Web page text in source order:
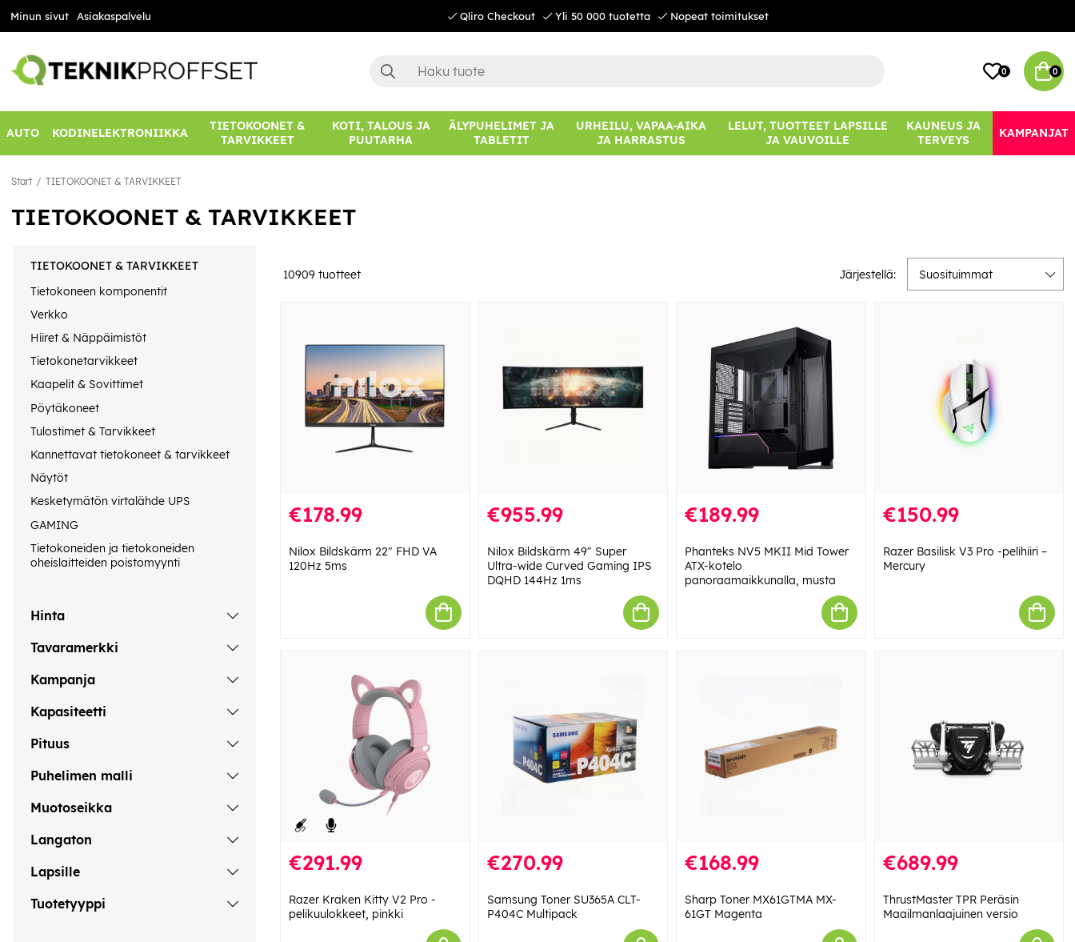
Minun sivut Asiakaspalvelu Qliro Checkout Yli 50 000 tuotetta Nopeat toimitukset
0 0
AUTO KODINELEKTRONIIKKA
TIETOKOONET &
TARVIKKEET
KOTI, TALOUS JA
PUUTARHA
ÄLYPUHELIMET JA
TABLETIT
URHEILU, VAPAA-AIKA
JA HARRASTUS
LELUT, TUOTTEET LAPSILLE
JA VAUVOILLE
KAUNEUS JA
TERVEYS
KAMPANJAT
Start TIETOKOONET & TARVIKKEET
TIETOKOONET & TARVIKKEET
TIETOKOONET & TARVIKKEET
Tietokoneen komponentit
Verkko
Hiiret & Näppäimistöt
Tietokonetarvikkeet
Kaapelit & Sovittimet
Pöytäkoneet
Tulostimet & Tarvikkeet
Kannettavat tietokoneet & tarvikkeet
Näytöt
Kesketymätön virtalähde UPS
GAMING
Tietokoneiden ja tietokoneiden
oheislaitteiden poistomyynti
Hinta
Tavaramerkki
Kampanja
Kapasiteetti
Pituus
Puhelimen malli
Muotoseikka
Langaton
Lapsille
Tuotetyyppi
10909 tuotteet Järjestellä: Suosituimmat
€178.99
Nilox Bildskärm 22" FHD VA
120Hz 5ms
€955.99
Nilox Bildskärm 49" Super
Ultra-wide Curved Gaming IPS
DQHD 144Hz 1ms
€189.99
Phanteks NV5 MKII Mid Tower
ATX-kotelo
panoraamaikkunalla, musta
€150.99
Razer Basilisk V3 Pro -pelihiiri –
Mercury
€291.99
Razer Kraken Kitty V2 Pro -
pelikuulokkeet, pinkki
€270.99
Samsung Toner SU365A CLT-
P404C Multipack
€168.99
Sharp Toner MX61GTMA MX-
61GT Magenta
€689.99
ThrustMaster TPR Peräsin
Maailmanlaajuinen versio